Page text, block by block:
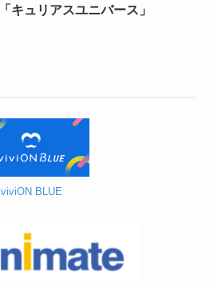
「キュリアスユニバース」
viviON BLUE